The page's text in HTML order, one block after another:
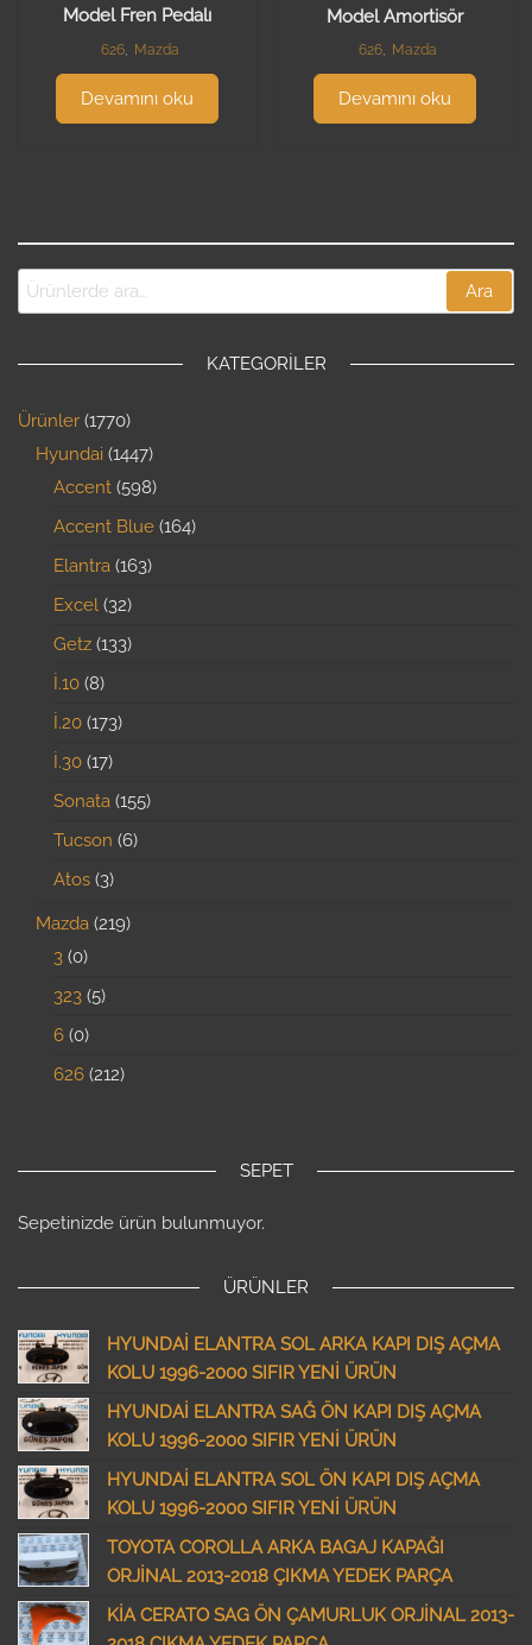
Model Fren Pedalı
626, Mazda
Devamını oku
Model Amortisör
626, Mazda
Devamını oku
Ara
KATEGORILER
Ürünler 1770
Hyundai 1447
Accent 598
Accent Blue 164
Elantra 163
Excel 32
Getz 133
İ.10 8
İ.20 173
İ.30 17
Sonata 155
Tucson 6
Atos 3
Mazda 219
3 0
323 5
6 0
626 212
SEPET
Sepetinizde ürün bulunmuyor.
ÜRÜNLER
HYUNDAİ ELANTRA SOL ARKA KAPI DIŞ AÇMA
KOLU 1996-2000 SIFIR YENİ ÜRÜN
HYUNDAİ ELANTRA SAĞ ÖN KAPI DIŞ AÇMA
KOLU 1996-2000 SIFIR YENİ ÜRÜN
HYUNDAİ ELANTRA SOL ÖN KAPI DIŞ AÇMA
KOLU 1996-2000 SIFIR YENİ ÜRÜN
TOYOTA COROLLA ARKA BAGAJ KAPAĞI
ORJİNAL 2013-2018 ÇIKMA YEDEK PARÇA
KİA CERATO SAG ÖN ÇAMURLUK ORJİNAL 2013-